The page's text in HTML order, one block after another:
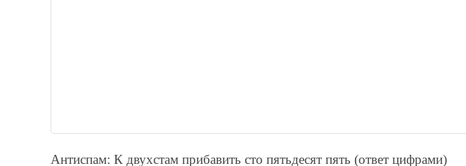
Антиспам: К двухcтам прибавить cто пятьдecят пять (ответ цифрами)